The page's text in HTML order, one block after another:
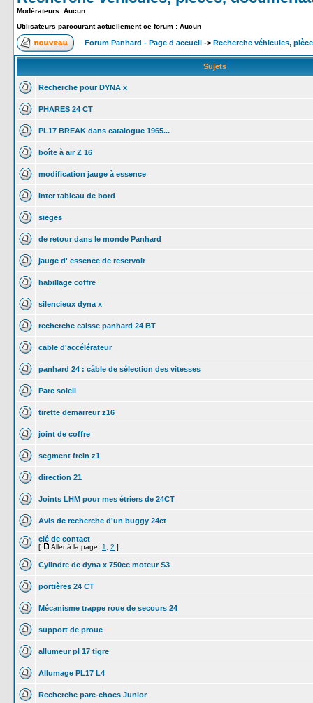
Modérateurs: Aucun
Utilisateurs parcourant actuellement ce forum : Aucun
Forum Panhard - Page d accueil -> Recherche véhicules,
Sujets
Recherche pour DYNA x
PHARES 24 CT
PL17 BREAK dans catalogue 1965...
boîte à air Z 16
modification jauge à essence
Inter tableau de bord
sieges
de retour dans le monde Panhard
jauge d' essence de reservoir
habillage coffre
silencieux dyna x
recherche caisse panhard 24 BT
cable d'accélérateur
panhard 24 : câble de sélection des vitesses
Pare soleil
tirette demarreur z16
joint de coffre
segment frein z1
direction 21
Joints LHM pour mes étriers de 24CT
Avis de recherche d'un buggy 24ct
clé de contact
[ Aller à la page: 1 2 ]
Cylindre de dyna x 750cc moteur S3
portières 24 CT
Mécanisme trappe roue de secours 24
support de proue
allumeur pl 17 tigre
Allumage PL17 L4
Recherche pare-chocs Junior